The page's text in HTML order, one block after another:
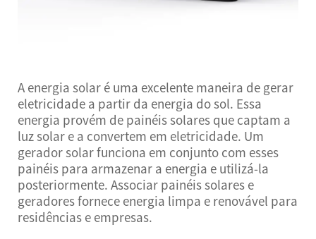
A energia solar é uma excelente maneira de gerar
eletricidade a partir da energia do sol. Essa
energia provém de painéis solares que captam a
luz solar e a convertem em eletricidade. Um
gerador solar funciona em conjunto com esses
painéis para armazenar a energia e utilizá-la
posteriormente. Associar painéis solares e
geradores fornece energia limpa e renovável para
residências e empresas.